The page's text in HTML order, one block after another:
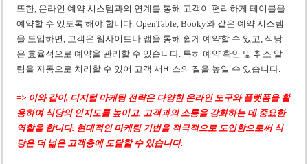
또한, 온라인 예약 시스템과의 연계를 통해 고객이 편리하게 테이블을
예약할 수 있도록 해야 합니다. OpenTable, Booky와 같은 예약 시스템
을 도입하면, 고객은 웹사이트나 앱을 통해 쉽게 예약할 수 있고, 식당
은 효율적으로 예약을 관리할 수 있습니다. 특히 예약 확인 및 취소 알
림을 자동으로 처리할 수 있어 고객 서비스의 질을 높일 수 있습니다.
=> 이와 같이, 디지털 마케팅 전략은 다양한 온라인 도구와 플랫폼을 활
용하여 식당의 인지도를 높이고, 고객과의 소통을 강화하는 데 중요한
역할을 합니다. 현대적인 마케팅 기법을 적극적으로 도입함으로써 식
당은 더 넓은 고객층에 도달할 수 있습니다.